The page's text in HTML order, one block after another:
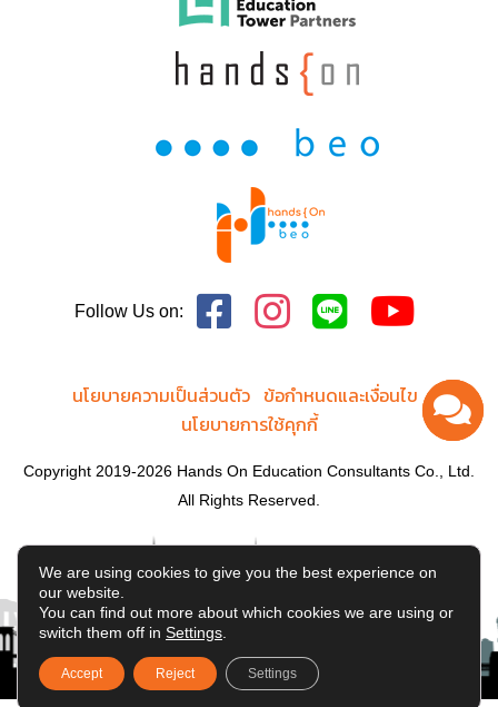
Follow Us on:
นโยบายความเป็นส่วนตัว ข้อกำหนดและเงื่อนไข
นโยบายการใช้คุกกี้
Copyright 2019-2026 Hands On Education Consultants Co., Ltd.
All Rights Reserved.
We are using cookies to give you the best experience on
our website.
You can find out more about which cookies we are using or
switch them off in Settings
Accept Reject Settings